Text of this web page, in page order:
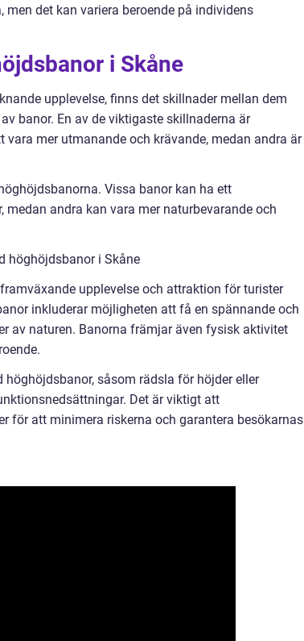
det kan variera beroende på individens
i Skåne
upplevelse, finns det skillnader mellan dem
banor. En av de viktigaste skillnaderna är
mer utmanande och krävande, medan andra är
Vissa banor kan ha ett
andra kan vara mer naturbevarande och
höghöjdsbanor i Skåne
upplevelse och attraktion för turister
inkluderar möjligheten att få en spännande och
av naturen. Banorna främjar även fysisk aktivitet
såsom rädsla för höjder eller
Det är viktigt att
för att minimera riskerna och garantera besökarnas